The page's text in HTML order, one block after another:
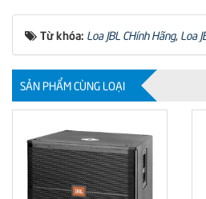
Từ khóa: Loa JBL CHính Hãng, Loa
SẢN PHẨM CÙNG LOẠI